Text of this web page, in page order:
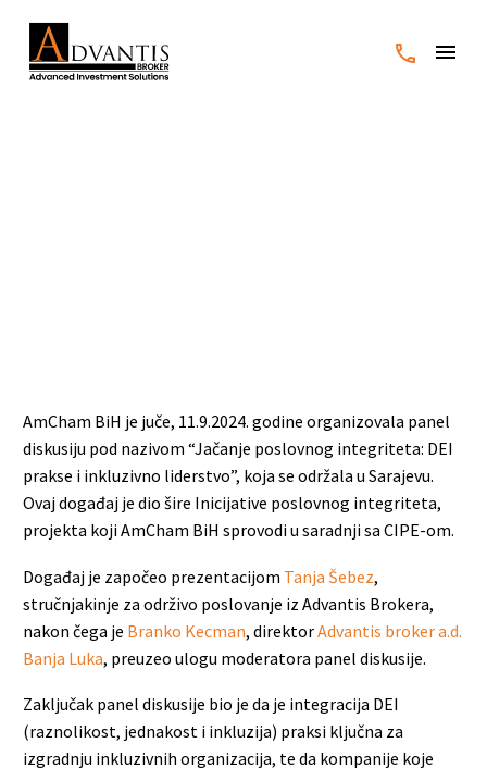
AmCham BiH je juče, 11.9.2024. godine organizovala panel
diskusiju pod nazivom “Jačanje poslovnog integriteta: DEI
prakse i inkluzivno liderstvo”, koja se održala u Sarajevu.
Ovaj događaj je dio šire Inicijative poslovnog integriteta,
projekta koji AmCham BiH sprovodi u saradnji sa CIPE-om.
Događaj je započeo prezentacijom Tanja Šebez,
stručnjakinje za održivo poslovanje iz Advantis Brokera,
nakon čega je Branko Kecman, direktorAdvantis broker a.d.
Banja Luka, preuzeo ulogu moderatora panel diskusije.
Zaključak panel diskusije bio je da je integracija DEI
(raznolikost, jednakost i inkluzija) praksi ključna za
izgradnju inkluzivnih organizacija, te da kompanije koje